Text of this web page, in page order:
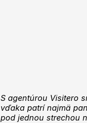
S agentúrou Visitero
vďaka patrí najmä
pod jednou strechou